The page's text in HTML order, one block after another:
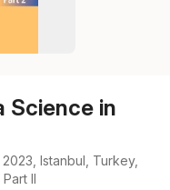
Science in
Istanbul, Turkey,
II